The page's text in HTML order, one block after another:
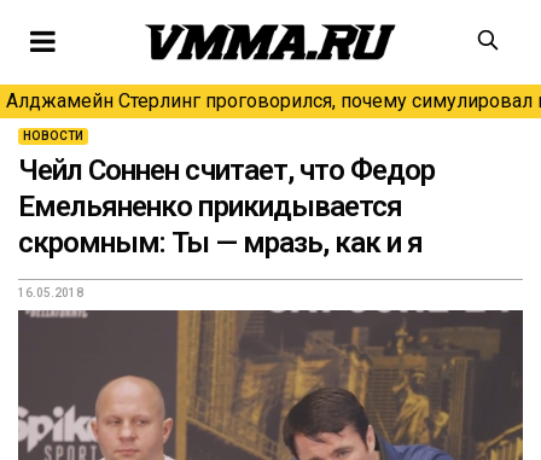
Алджамейн Стерлинг проговорился, почему симулировал
НОВОСТИ
Чейл Соннен считает, что Федор
Емельяненко прикидывается
скромным: Ты — мразь, как и я
16.05.2018